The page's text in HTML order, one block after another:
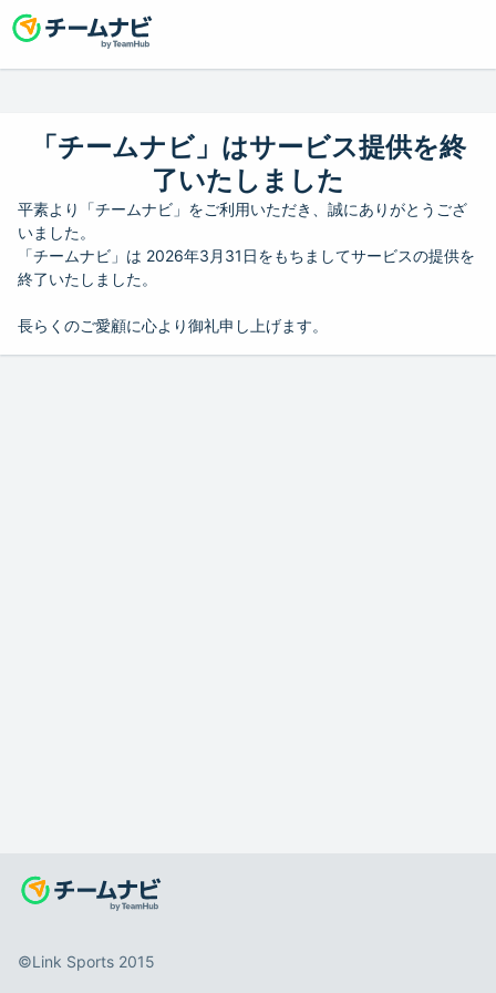
「チームナビ」はサービス提供を終
了いたしました
平素より「チームナビ」をご利用いただき、誠にありがとうござ
いました。
「チームナビ」は 2026年3月31日をもちましてサービスの提供を
終了いたしました。
長らくのご愛顧に心より御礼申し上げます。
©️Link Sports 2015